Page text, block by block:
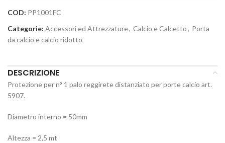
COD: PP1001FC
Categorie: Accessori ed Attrezzature, Calcio e Calcetto, Porta
da calcio e calcio ridotto
DESCRIZIONE
Protezione per n° 1 palo reggirete distanziato per porte calcio art.
5907.
Diametro interno = 50mm
Altezza = 2,5 mt